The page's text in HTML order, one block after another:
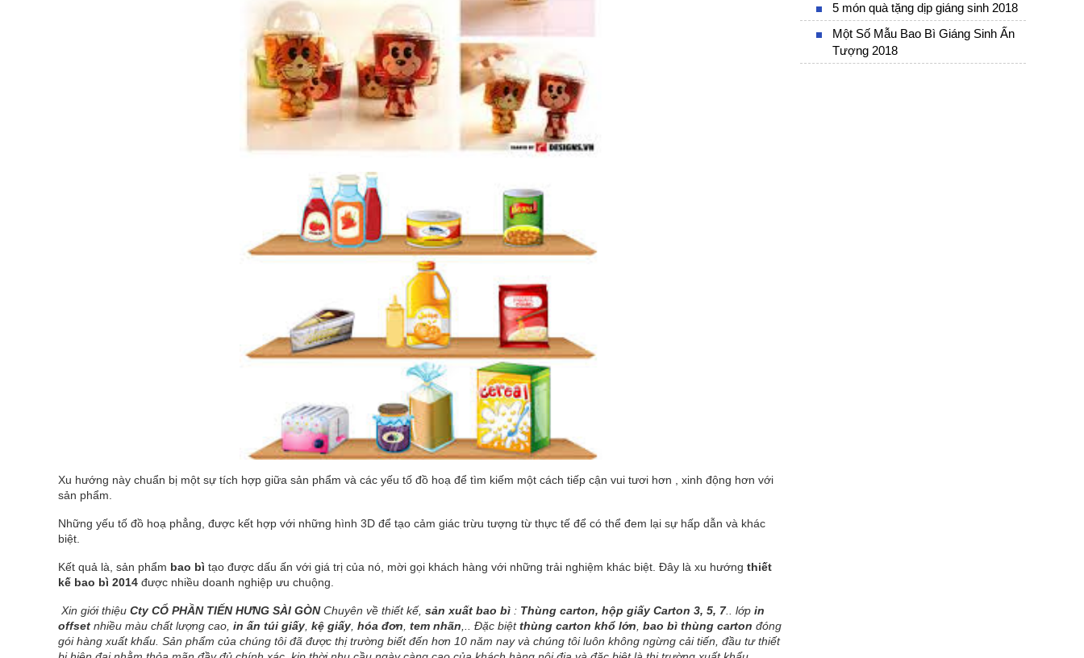
Xu hướng này chuẩn bị một sự tích hợp giữa sản phẩm và các yếu tố đồ hoạ để tìm kiếm một cách tiếp cận vui tươi hơn , xinh động hơn với
sản phẩm.
Những yếu tố đồ hoạ phẳng, được kết hợp với những hình 3D để tạo cảm giác trừu tượng từ thực tế để có thể đem lại sự hấp dẫn và khác
biệt.
Kết quả là, sản phẩm bao bì tạo được dấu ấn với giá trị của nó, mời gọi khách hàng với những trải nghiệm khác biệt. Đây là xu hướng thiết
kế bao bì 2014 được nhiều doanh nghiệp ưu chuộng.
Xin giới thiệu Cty CỔ PHẦN TIẾN HƯNG SÀI GÒNChuyên về thiết kế, sản xuất bao bì : Thùng carton, hộp giấy Carton 3, 5, 7.. lớp in
offset nhiều màu chất lượng cao, in ấn túi giấy, kệ giấy, hóa đơn, tem nhãn,.. Đặc biệtthùng carton khổ lớn, bao bì thùng carton đóng
gói hàng xuất khẩu. Sản phẩm của chúng tôi đã được thị trường biết đến hơn 10 năm nay và chúng tôi luôn không ngừng cải tiến, đầu tư thiết
5 món quà tặng dịp giáng sinh 2018
Một Số Mẫu Bao Bì Giáng Sinh Ấn
Tượng 2018